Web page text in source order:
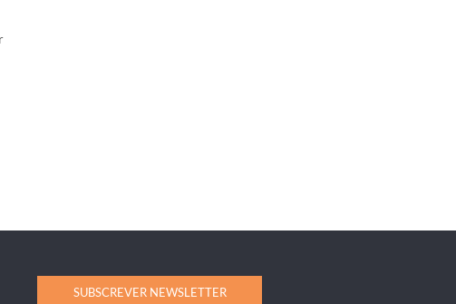
SUBSCREVER NEWSLETTER